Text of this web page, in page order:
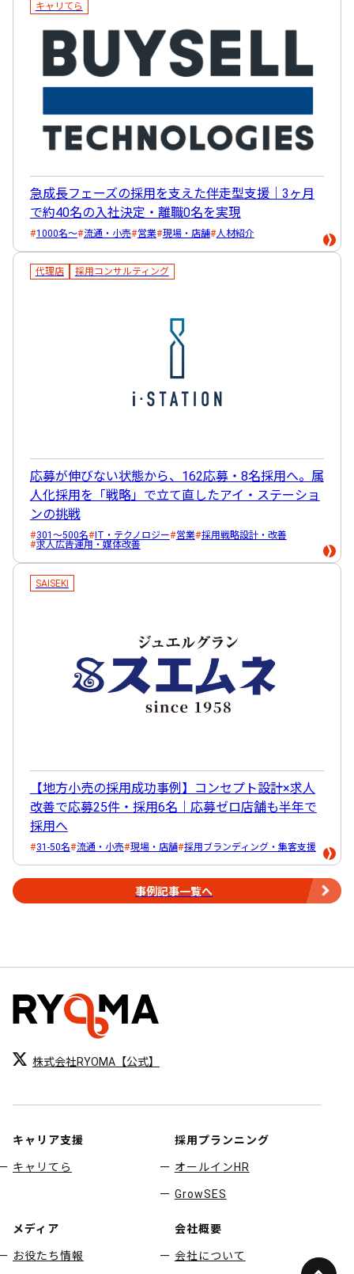
キャリてら
急成長フェーズの採用を支えた伴走型支援｜3ヶ月
で約40名の入社決定・離職0名を実現
1000名～ 流通・小売 営業 現場・店舗 人材紹介
代理店 採用コンサルティング
応募が伸びない状態から、162応募・8名採用へ。属
人化採用を「戦略」で立て直したアイ・ステーショ
ンの挑戦
301～500名 IT・テクノロジー 営業 採用戦略設計・改善
求人広告運用・媒体改善
SAISEKI
【地方小売の採用成功事例】コンセプト設計×求人
改善で応募25件・採用6名｜応募ゼロ店舗も半年で
採用へ
31-50名 流通・小売 現場・店舗 採用ブランディング・集客支援
事例記事一覧へ
株式会社RYOMA【公式】
キャリア支援
キャリてら
採用プランニング
オールインHR
GrowSES
メディア
お役たち情報
会社概要
会社について